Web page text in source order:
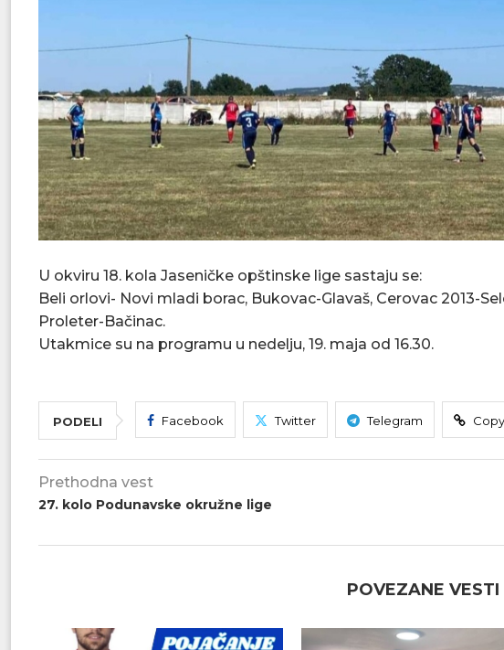
U okviru 18. kola Jaseničke opštinske lige sastaju se:
Beli orlovi- Novi mladi borac, Bukovac-Glavaš, Cerovac 2013-
Proleter-Bačinac.
Utakmice su na programu u nedelju, 19. maja od 16.30.
PODELI Facebook Twitter Telegram
Prethodna vest
27. kolo Podunavske okružne lige
POVEZANE VESTI